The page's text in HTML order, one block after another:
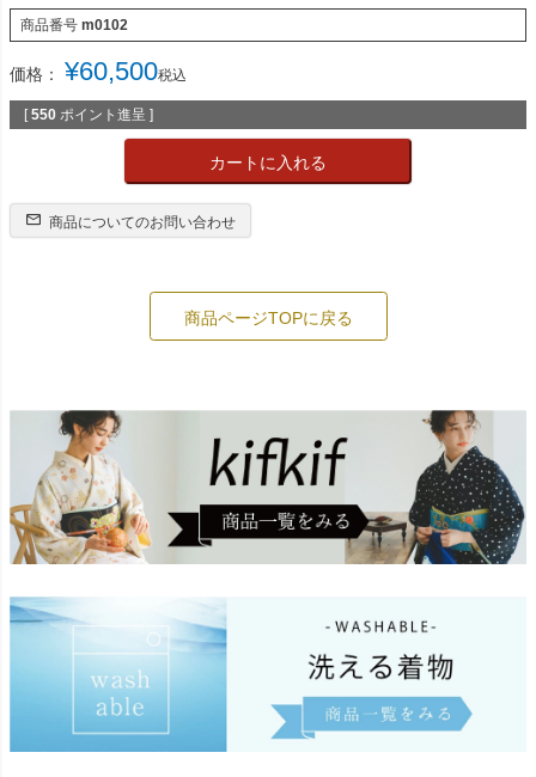
商品番号 m0102
価格： ¥60,500税込
[ 550 ポイント進呈 ]
カートに入れる
商品についてのお問い合わせ
商品ページTOPに戻る